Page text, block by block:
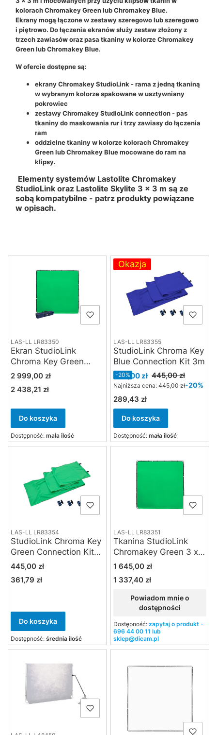
kolorach Chromakey Green lub Chromakey Blue.
Ekrany mogą łączone w zestawy szeregowo lub szeregowo
i piętrowo. Do łączenia ekranów służy zestaw złożony z
trzech zawiasów oraz pasa tkaniny w kolorze Chromakey
Green lub Chromakey Blue.
W ofercie dostępne są:
ekrany Chromakey StudioLink - rama z jedną tkaniną
w wybranym kolorze spakowane w usztywniany
pokrowiec
zestawy Chromakey StudioLink connection - pas
tkaniny do maskowania rur i trzy zawiasy do łączenia
ram
oddzielne tkaniny w kolorze kolorach Chromakey
Green lub Chromakey Blue mocowane do ram na
klipsy.
Elementy systemów Lastolite Chromakey
StudioLink oraz Lastolite Skylite 3 x 3 m są ze
sobą kompatybilne - patrz produkty powiązane
w opisach.
LAS-LL LR83350
Ekran StudioLink
Chroma Key Green
Screen Kit 3 x 3m
Cena
2 999,00 zł
Cena
2 438,21 zł
Do koszyka
Dostępność: mała ilość
Okazja
LAS-LL LR83355
StudioLink Chroma Key
Blue Connection Kit 3m
Cena promocyjna
356,00 zł 445,00 zł
-20%
Najniższa cena: 445,00 zł-20%
Cena
289,43 zł
Do koszyka
Dostępność: mała ilość
LAS-LL LR83354
StudioLink Chroma Key
Green Connection Kit
3m
Cena
445,00 zł
Cena
361,79 zł
Do koszyka
Dostępność: średnia ilość
LAS-LL LR83351
Tkanina StudioLink
Chromakey Green 3 x 3
m
Cena
1 645,00 zł
Cena
1 337,40 zł
Powiadom mnie o
dostępności
Dostępność: zapytaj o produkt -
696 44 00 11 lub
sklep@dicam.pl